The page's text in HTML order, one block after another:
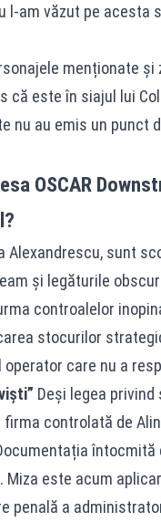
l-am văzut pe acesta
menționate și
că este în siajul lui
nu au emis un punct
OSCAR
sunt
și legăturile
controalelor
stocurilor
operator care nu a
Deși legea
controlată de
întocmită
este acum
penală a